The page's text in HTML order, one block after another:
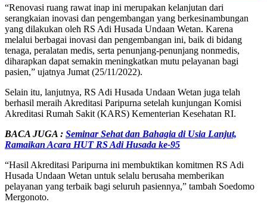
“Renovasi ruang rawat inap ini merupakan kelanjutan dari
serangkaian inovasi dan pengembangan yang berkesinambungan
yang dilakukan oleh RS Adi Husada Undaan Wetan. Karena
melalui berbagai inovasi dan pengembangan ini, baik di bidang
tenaga, peralatan medis, serta penunjang-penunjang nonmedis,
diharapkan dapat semakin meningkatkan mutu pelayanan bagi
pasien,” ujatnya Jumat (25/11/2022).
Selain itu, lanjutnya, RS Adi Husada Undaan Wetan juga telah
berhasil meraih Akreditasi Paripurna setelah kunjungan Komisi
Akreditasi Rumah Sakit (KARS) Kementerian Kesehatan RI.
BACA JUGA : Seminar Sehat dan Bahagia di Usia Lanjut,
Ramaikan Acara HUT RS Adi Husada ke-95
“Hasil Akreditasi Paripurna ini membuktikan komitmen RS Adi
Husada Undaan Wetan untuk selalu berusaha memberikan
pelayanan yang terbaik bagi seluruh pasiennya,” tambah Soedomo
Mergonoto.